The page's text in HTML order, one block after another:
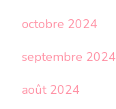
octobre 2024
septembre 2024
août 2024